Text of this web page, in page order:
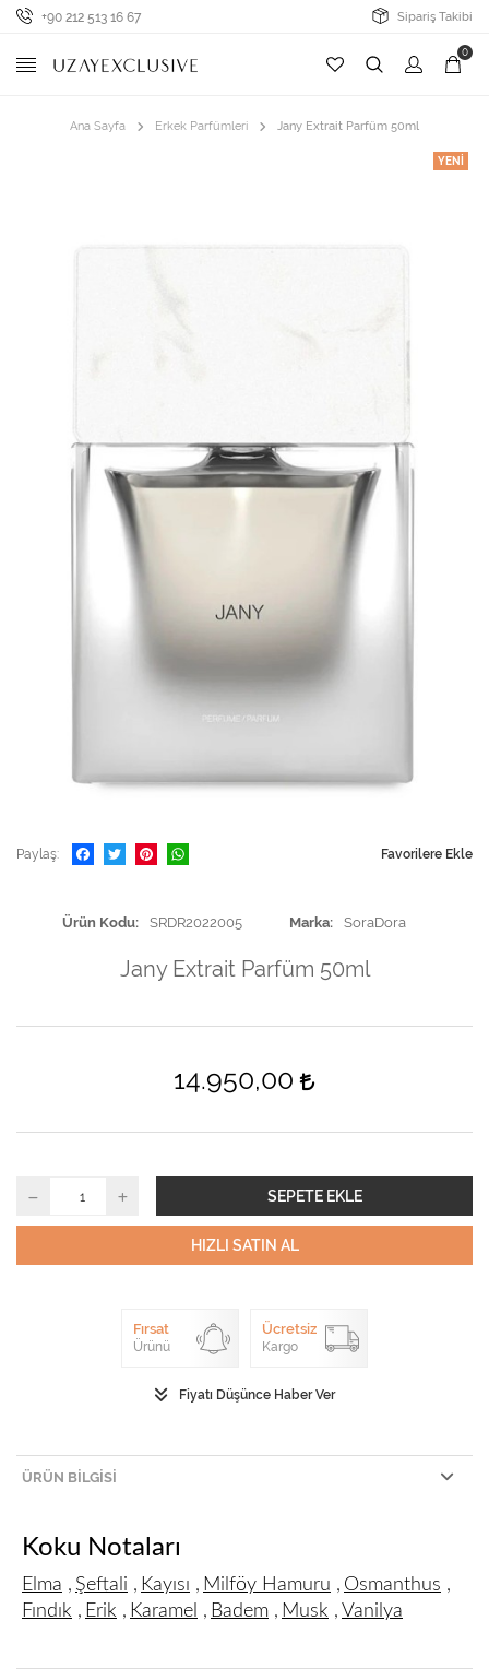
+90 212 513 16 67 Sipariş Takibi
0
Ana Sayfa Erkek Parfümleri Jany Extrait Parfüm 50ml
Paylaş Favorilere Ekle
YENI
Ürün Kodu SRDR2022005 Marka SoraDora
Jany Extrait Parfüm 50ml
14.950,00
SEPETE EKLE
HIZLI SATIN AL
Fırsat
Ürünü
Ücretsiz
Kargo
Fiyatı Düşünce Haber Ver
ÜRÜN BILGISI
Koku Notaları
Elma , Şeftali , Kayısı , Milföy Hamuru , Osmanthus ,
Fındık , Erik , Karamel , Badem , Musk , Vanilya